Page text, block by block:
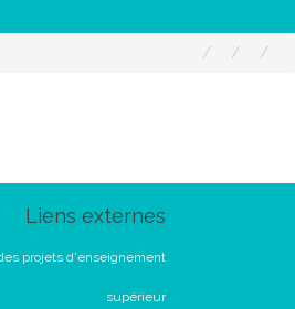
Liens externes
projets d'enseignement
supérieur